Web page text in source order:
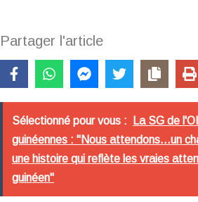
Partager l'article
Sélectionné pour vous :
La SG de
guinéennes : "Nous attendons...un
une histoire qui reflète les vraies
guinéen"